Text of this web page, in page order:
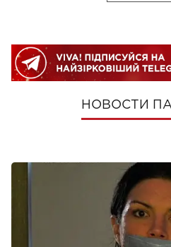
НОВОСТИ